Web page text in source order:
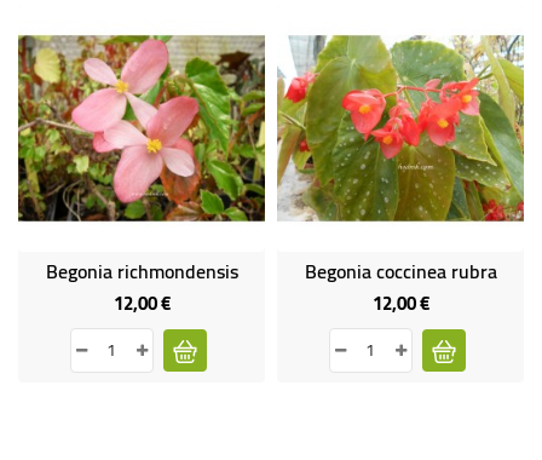
Begonia richmondensis
12,00 €Prix
Begonia coccinea rubra
12,00 €Prix